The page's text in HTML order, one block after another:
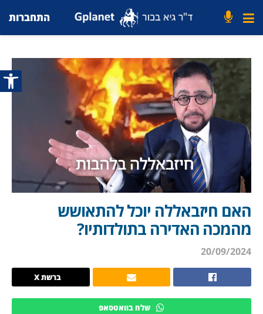
פתח
התחברות
האם חיזבאללה יוכל להתאושש
מהמכה האדירה בתולדותיו?
20/09/2024
ברשת X
שלח בוואטסאפ